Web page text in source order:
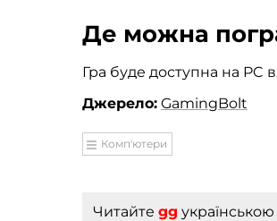
Де можна
Гра буде доступна на PC
Джерело: GamingBolt
Комп'ютери
Читайте gg українською